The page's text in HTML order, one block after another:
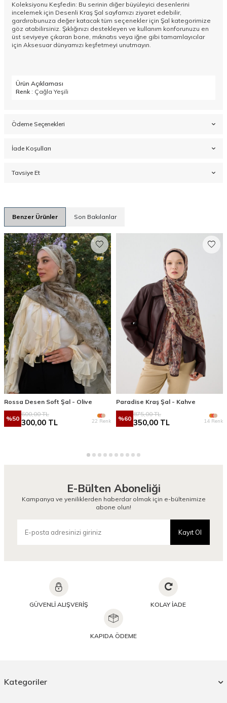
Koleksiyonu Keşfedin: Bu serinin diğer büyüleyici desenlerini
incelemek için Desenli Kraş Şal sayfamızı ziyaret edebilir,
gardırobunuza değer katacak tüm seçenekler için Şal kategorimize
göz atabilirsiniz. Şıklığınızı destekleyen ve kullanım konforunuzu en
üst seviyeye çıkaran bone, mıknatıs veya iğne gibi tamamlayıcılar
için Aksesuardünyamızı keşfetmeyi unutmayın.
Ürün Açıklaması
Renk : Çağla Yeşili
Ödeme Seçenekleri
İade Koşulları
Tavsiye Et
Benzer Ürünler Son Bakılanlar
Rossa Desen Soft Şal - Olive
%50
600,00TL
300,00 TL 22 Renk
Paradise Kraş Şal - Kahve
%60
875,00TL
350,00 TL 14 Renk
E-Bülten Aboneliği
Kampanya ve yeniliklerden haberdar olmak için e-bültenimize
abone olun!
Kayıt Ol
GÜVENLİ ALIŞVERİŞ KOLAY İADE
KAPIDA ÖDEME
Kategoriler